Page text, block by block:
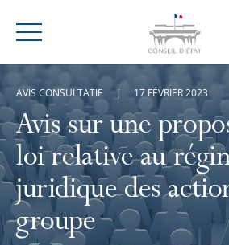
Menu
Avis sur une
loi relative au
juridique des
groupe
AVIS CONSULTATIF 17 FÉVRIER 2023